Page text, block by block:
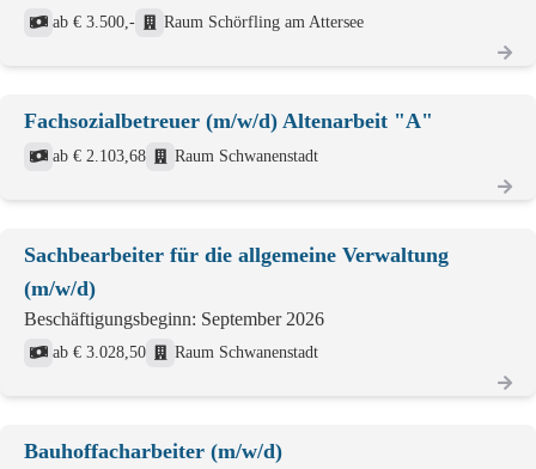
ab € 3.500,- Raum Schörfling am Attersee
Fachsozialbetreuer (m/w/d) Altenarbeit "A"
ab € 2.103,68 Raum Schwanenstadt
Sachbearbeiter für die allgemeine Verwaltung
(m/w/d)
Beschäftigungsbeginn: September 2026
ab € 3.028,50 Raum Schwanenstadt
Bauhoffacharbeiter (m/w/d)